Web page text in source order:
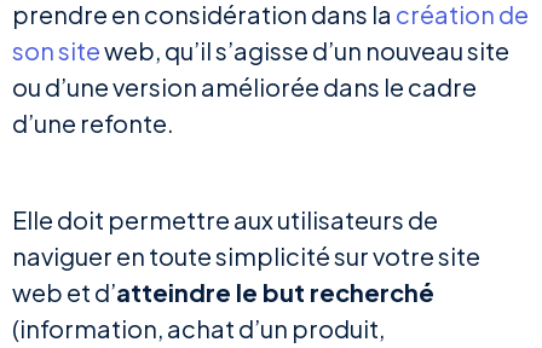
prendre en considération dans la création de
son siteweb, qu’il s’agisse d’un nouveau site
ou d’une version améliorée dans le cadre
d’une refonte.
Elle doit permettre aux utilisateurs de
naviguer en toute simplicité sur votre site
web et d’atteindre le but recherché
(information, achat d’un produit,